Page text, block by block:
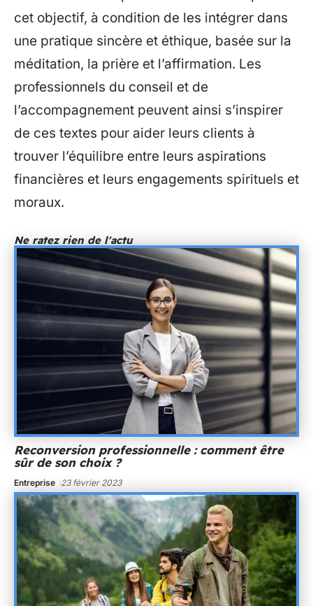
cet objectif, à condition de les intégrer dans
une pratique sincère et éthique, basée sur la
méditation, la prière et l’affirmation. Les
professionnels du conseil et de
l’accompagnement peuvent ainsi s’inspirer
de ces textes pour aider leurs clients à
trouver l’équilibre entre leurs aspirations
financières et leurs engagements spirituels et
moraux.
Ne ratez rien de l'actu
Reconversion professionnelle : comment être
sûr de son choix ?
Entreprise 23 février 2023